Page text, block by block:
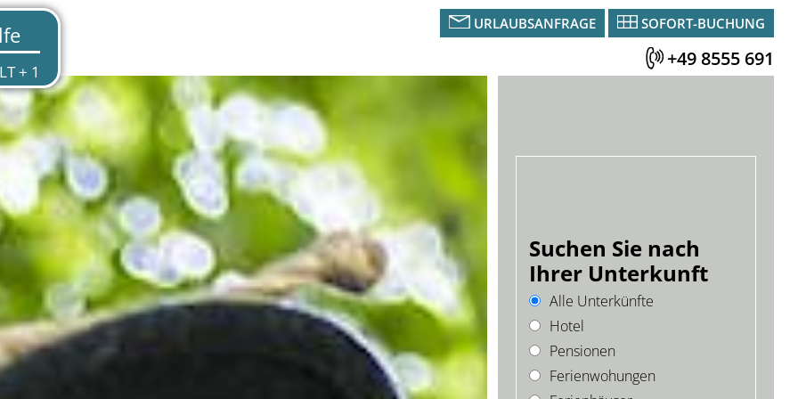
URLAUBSANFRAGE SOFORT-BUCHUNG
+49 8555 691
Suchen Sie nach
Ihrer Unterkunft
Alle Unterkünfte
Hotel
Pensionen
Ferienwohungen